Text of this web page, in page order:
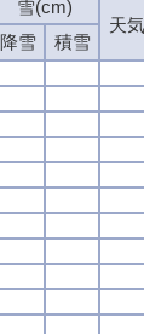
雪(cm)
天気
降雪
積雪